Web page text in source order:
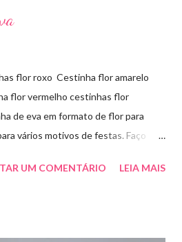
flor roxo Cestinha flor amarelo
flor vermelho cestinhas flor
de eva em formato de flor para
vários motivos de festas. Faço
UM COMENTÁRIO LEIA MAIS